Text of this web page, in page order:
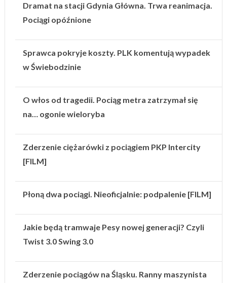
Dramat na stacji Gdynia Główna. Trwa reanimacja.
Pociągi opóźnione
Sprawca pokryje koszty. PLK komentują wypadek
w Świebodzinie
O włos od tragedii. Pociąg metra zatrzymał się
na… ogonie wieloryba
Zderzenie ciężarówki z pociągiem PKP Intercity
[FILM]
Płoną dwa pociągi. Nieoficjalnie: podpalenie [FILM]
Jakie będą tramwaje Pesy nowej generacji? Czyli
Twist 3.0 Swing 3.0
Zderzenie pociągów na Śląsku. Ranny maszynista